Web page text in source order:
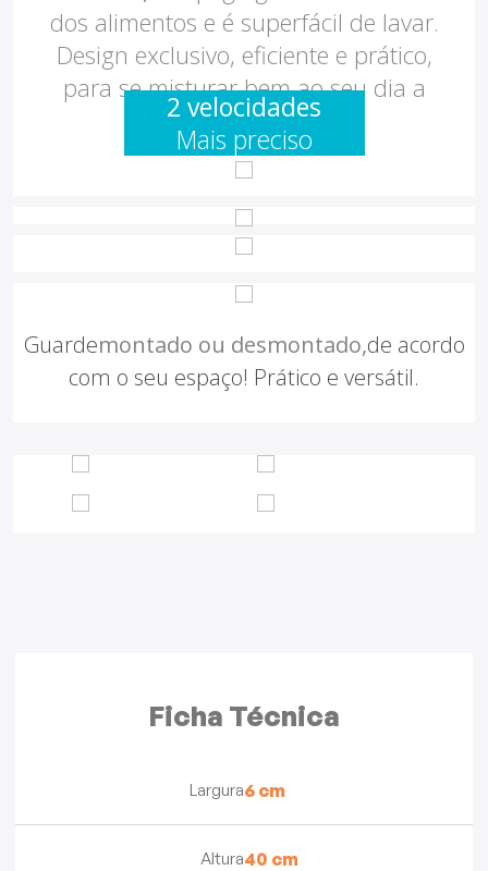
dos alimentos e é superfácil de lavar.
Design exclusivo, eficiente e prático,
para se misturar bem ao seu dia a
dia.
2 velocidades
Mais preciso
Guardemontado ou desmontado,de acordo
com o seu espaço! Prático e versátil.
Ficha Técnica
6 cm
Largura
40 cm
Altura